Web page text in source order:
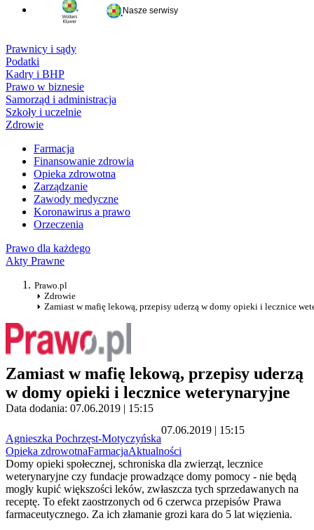
Nasze serwisy
Prawnicy i sądy
Podatki
Kadry i BHP
Prawo w biznesie
Samorząd i administracja
Szkoły i uczelnie
Zdrowie
Farmacja
Finansowanie zdrowia
Opieka zdrowotna
Zarządzanie
Zawody medyczne
Koronawirus a prawo
Orzeczenia
Prawo dla każdego
Akty Prawne
Prawo.pl
Zdrowie
Zamiast w mafię lekową, przepisy uderzą w domy opieki i lecznice
Zamiast w mafię lekową, przepisy uderzą
w domy opieki i lecznice weterynaryjne
Data dodania: 07.06.2019 | 15:15
Agnieszka Pochrzęst-Motyczyńska
07.06.2019 | 15:15
Opieka zdrowotnaFarmacjaAktualności
Domy opieki społecznej, schroniska dla zwierząt, lecznice
weterynaryjne czy fundacje prowadzące domy pomocy - nie będą
mogły kupić większości leków, zwłaszcza tych sprzedawanych na
receptę. To efekt zaostrzonych od 6 czerwca przepisów Prawa
farmaceutycznego. Za ich złamanie grozi kara do 5 lat więzienia.